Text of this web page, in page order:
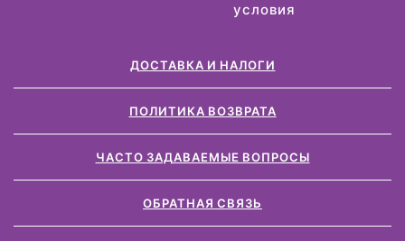
условия
ДОСТАВКА И НАЛОГИ
ПОЛИТИКА ВОЗВРАТА
ЧАСТО ЗАДАВАЕМЫЕ ВОПРОСЫ
ОБРАТНАЯ СВЯЗЬ